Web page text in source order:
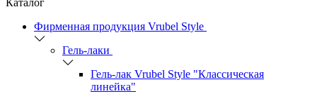
Фирменная продукция Vrubel Style
Гель-лаки
Гель-лак Vrubel Style "Классическая
линейка"